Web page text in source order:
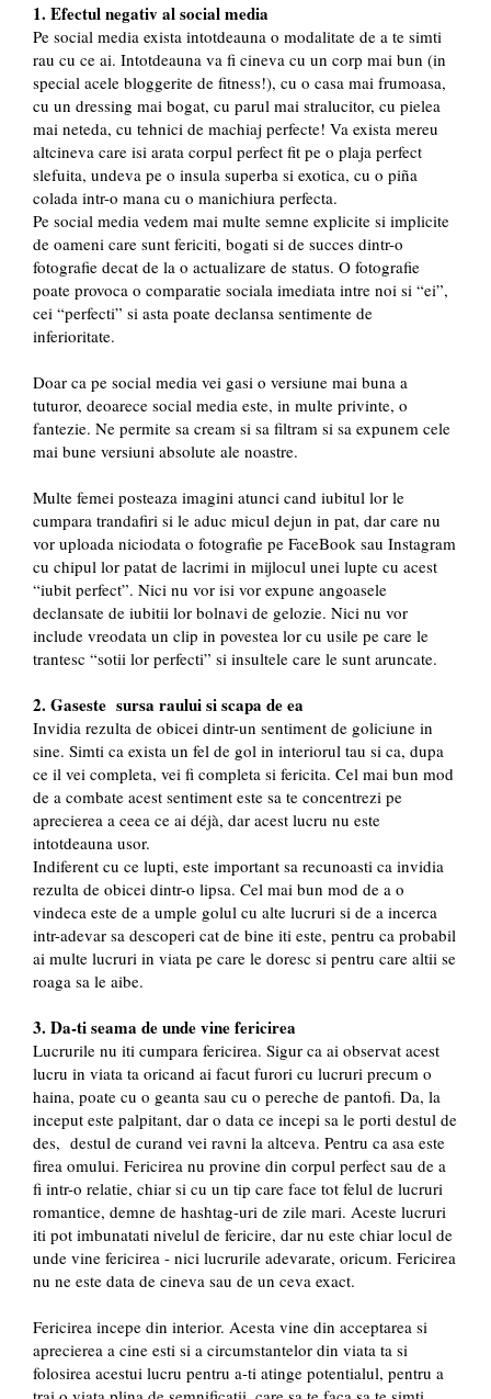
1. Efectul negativ al social media
Pe social media exista intotdeauna o modalitate de a te simti
rau cu ce ai. Intotdeauna va fi cineva cu un corp mai bun (in
special acele bloggerite de fitness!), cu o casa mai frumoasa,
cu un dressing mai bogat, cu parul mai stralucitor, cu pielea
mai neteda, cu tehnici de machiaj perfecte! Va exista mereu
altcineva care isi arata corpul perfect fit pe o plaja perfect
slefuita, undeva pe o insula superba si exotica, cu o piña
colada intr-o mana cu o manichiura perfecta.
Pe social media vedem mai multe semne explicite si implicite
de oameni care sunt fericiti, bogati si de succes dintr-o
fotografie decat de la o actualizare de status. O fotografie
poate provoca o comparatie sociala imediata intre noi si “ei”,
cei “perfecti” si asta poate declansa sentimente de
inferioritate.
Doar ca pe social media vei gasi o versiune mai buna a
tuturor, deoarece social media este, in multe privinte, o
fantezie. Ne permite sa cream si sa filtram si sa expunem cele
mai bune versiuni absolute ale noastre.
Multe femei posteaza imagini atunci cand iubitul lor le
cumpara trandafiri si le aduc micul dejun in pat, dar care nu
vor uploada niciodata o fotografie pe FaceBook sau Instagram
cu chipul lor patat de lacrimi in mijlocul unei lupte cu acest
“iubit perfect”. Nici nu vor isi vor expune angoasele
declansate de iubitii lor bolnavi de gelozie. Nici nu vor
include vreodata un clip in povestea lor cu usile pe care le
trantesc “sotii lor perfecti” si insultele care le sunt aruncate.
2. Gaseste sursa raului si scapa de ea
Invidia rezulta de obicei dintr-un sentiment de goliciune in
sine. Simti ca exista un fel de gol in interiorul tau si ca, dupa
ce il vei completa, vei fi completa si fericita. Cel mai bun mod
de a combate acest sentiment este sa te concentrezi pe
aprecierea a ceea ce ai déjà, dar acest lucru nu este
intotdeauna usor.
Indiferent cu ce lupti, este important sa recunoasti ca invidia
rezulta de obicei dintr-o lipsa. Cel mai bun mod de a o
vindeca este de a umple golul cu alte lucruri si de a incerca
intr-adevar sa descoperi cat de bine iti este, pentru ca probabil
ai multe lucruri in viata pe care le doresc si pentru care altii se
roaga sa le aibe.
3. Da-ti seama de unde vine fericirea
Lucrurile nu iti cumpara fericirea. Sigur ca ai observat acest
lucru in viata ta oricand ai facut furori cu lucruri precum o
haina, poate cu o geanta sau cu o pereche de pantofi. Da, la
inceput este palpitant, dar o data ce incepi sa le porti destul de
des, destul de curand vei ravni la altceva. Pentru ca asa este
firea omului. Fericirea nu provine din corpul perfect sau de a
fi intr-o relatie, chiar si cu un tip care face tot felul de lucruri
romantice, demne de hashtag-uri de zile mari. Aceste lucruri
iti pot imbunatati nivelul de fericire, dar nu este chiar locul de
unde vine fericirea - nici lucrurile adevarate, oricum. Fericirea
nu ne este data de cineva sau de un ceva exact.
Fericirea incepe din interior. Acesta vine din acceptarea si
aprecierea a cine esti si a circumstantelor din viata ta si
folosirea acestui lucru pentru a-ti atinge potentialul, pentru a